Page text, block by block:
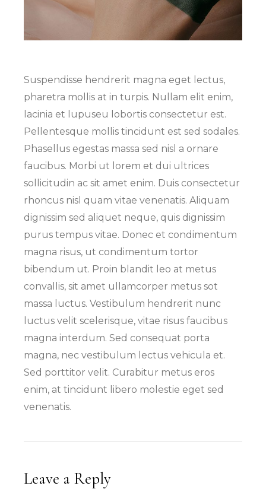
Suspendisse hendrerit magna eget lectus,
pharetra mollis at in turpis. Nullam elit enim,
lacinia et lupuseu lobortis consectetur est.
Pellentesque mollis tincidunt est sed sodales.
Phasellus egestas massa sed nisl a ornare
faucibus. Morbi ut lorem et dui ultrices
sollicitudin ac sit amet enim. Duis consectetur
rhoncus nisl quam vitae venenatis. Aliquam
dignissim sed aliquet neque, quis dignissim
purus tempus vitae. Donec et condimentum
magna risus, ut condimentum tortor
bibendum ut. Proin blandit leo at metus
convallis, sit amet ullamcorper metus sot
massa luctus. Vestibulum hendrerit nunc
luctus velit scelerisque, vitae risus faucibus
magna interdum. Sed consequat porta
magna, nec vestibulum lectus vehicula et.
Sed porttitor velit. Curabitur metus eros
enim, at tincidunt libero molestie eget sed
venenatis.
Leave a Reply